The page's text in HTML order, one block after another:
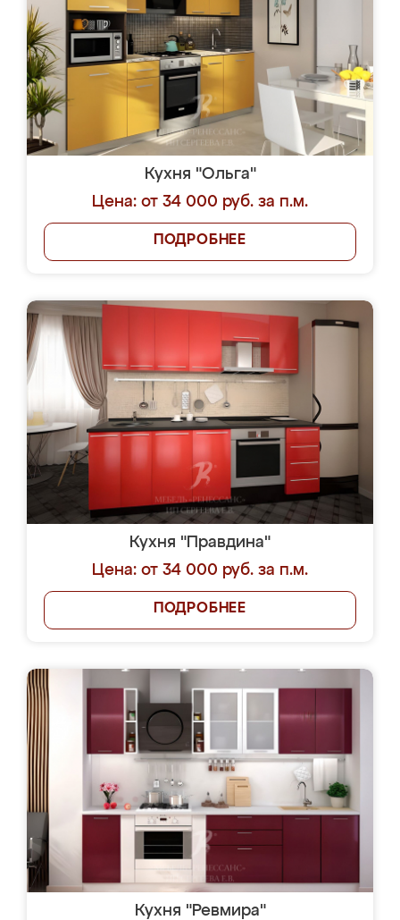
Кухня "Ольга"
Цена: от 34 000 руб. за п.м.
ПОДРОБНЕЕ
Кухня "Правдина"
Цена: от 34 000 руб. за п.м.
ПОДРОБНЕЕ
Кухня "Ревмира"